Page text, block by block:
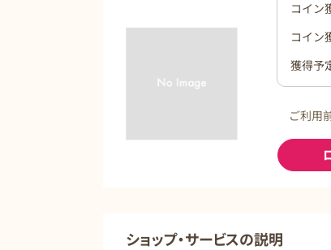
コイン
コイン
獲得予
ご利用
ショップ・サービスの説明